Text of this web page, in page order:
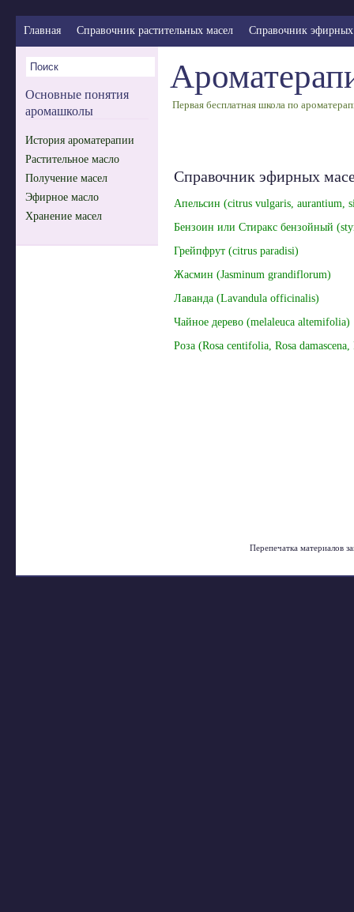
Главная Справочник растительных масел Справочник эфирных
Первая бесплатная школа по
Основные понятия
аромашколы
История ароматерапии
Растительное масло
Получение масел
Эфирное масло
Хранение масел
Справочник эфирных
Апельсин (citrus vulgaris, aurantium,
Бензоин или Стиракс бензойный
Грейпфрут (сitrus paradisi)
Жасмин (Jasminum grandiflorum)
Лаванда (Lavandula officinalis)
Чайное дерево (melaleuca altemifolia)
Роза (Rosa centifolia, Rosa
Перепечатка материалов